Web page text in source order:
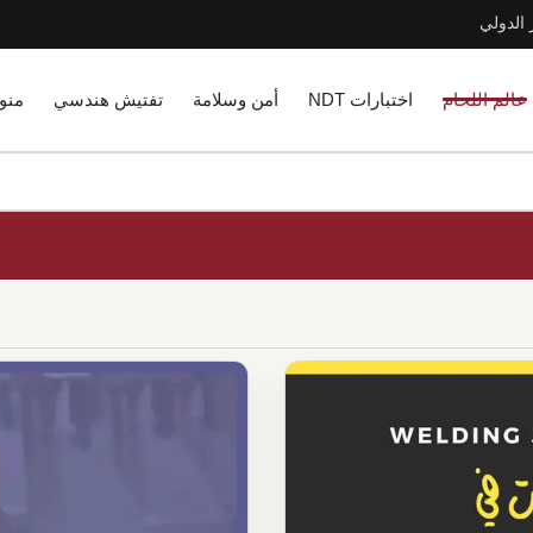
الدولي
عالم اللحام اختبارات NDT أمن وسلامة تفتيش هندسي